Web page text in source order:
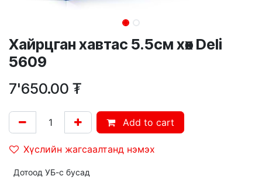
Хайрцган хавтас 5.5см хөх Deli
5609
7'650.00 ₮
Add to cart
Хүслийн жагсаалтанд нэмэх
Дотоод УБ-с бусад